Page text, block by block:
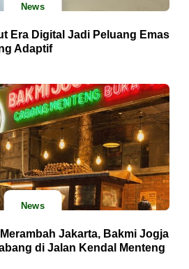
News
Era Digital Jadi Peluang Emas
Adaptif
News
Jakarta, Bakmi Jogja
di Jalan Kendal Menteng